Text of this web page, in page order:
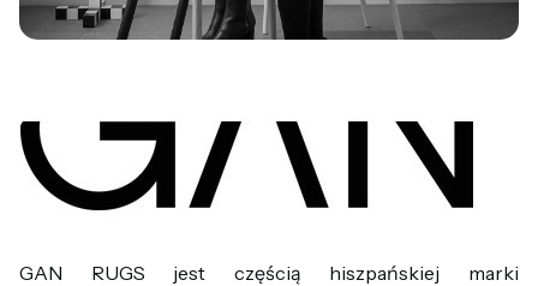
GAN RUGS jest częścią hiszpańskiej marki